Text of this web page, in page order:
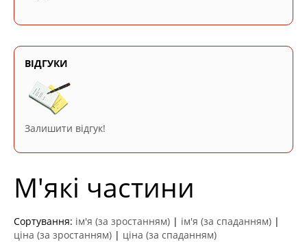
ВІДГУКИ
Залишити відгук!
М'які частини
Сортування: ім'я (за зростанням) | ім'я (за спаданням) |
ціна (за зростанням) | ціна (за спаданням)